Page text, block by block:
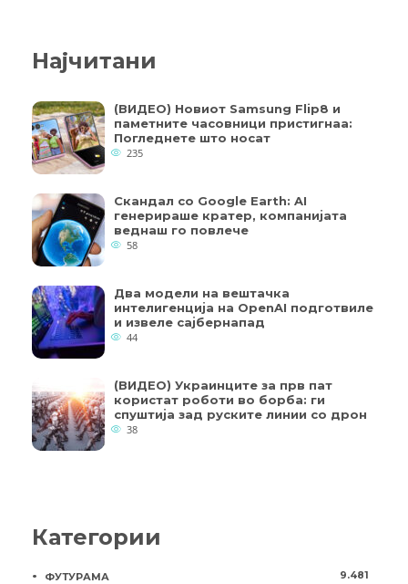
Најчитани
(ВИДЕО) Новиот Samsung Flip8 и
паметните часовници пристигнаа:
Погледнете што носат
235
Скандал со Google Earth: AI
генерираше кратер, компанијата
веднаш го повлече
58
Два модели на вештачка
интелигенција на OpenAI подготвиле
и извеле сајбернапад
44
(ВИДЕО) Украинците за прв пат
користат роботи во борба: ги
спуштија зад руските линии со дрон
38
Категории
ФУТУРАМА 9.481